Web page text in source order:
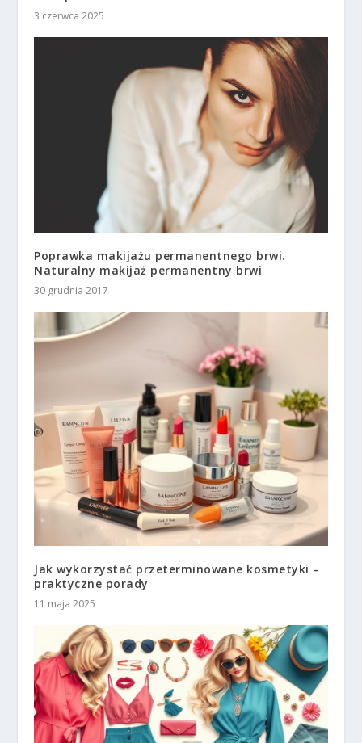
3 czerwca 2025
Poprawka makijażu permanentnego brwi.
Naturalny makijaż permanentny brwi
30 grudnia 2017
Jak wykorzystać przeterminowane kosmetyki –
praktyczne porady
11 maja 2025